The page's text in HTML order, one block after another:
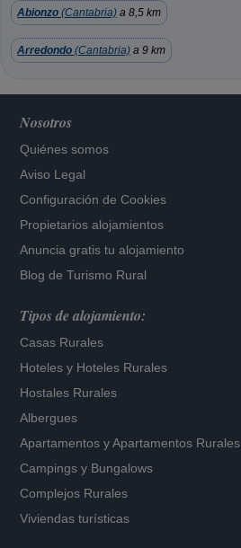
Abionzo (Cantabria) a 8,5 km
Arredondo (Cantabria) a 9 km
Nosotros
Quiénes somos
Aviso Legal
Configuración de Cookies
Propietarios alojamientos
Anuncia gratis tu alojamiento
Blog de Turismo Rural
Tipos de alojamiento:
Casas Rurales
Hoteles y Hoteles Rurales
Hostales Rurales
Albergues
Apartamentos yApartamentos Rurales
Campings y Bungalows
Complejos Rurales
Viviendas turísticas